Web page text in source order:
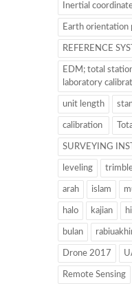
Inertial
Earth orientation
REFERENCE
EDM; total
laboratory
unit length
calibration
SURVEYING
leveling
arah islam
halo kajian
bulan
Drone 2017
Remote Sensing